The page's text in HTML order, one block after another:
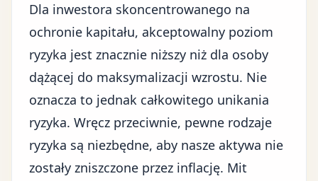
Dla inwestora skoncentrowanego na
ochronie kapitału, akceptowalny poziom
ryzyka jest znacznie niższy niż dla osoby
dążącej do maksymalizacji wzrostu. Nie
oznacza to jednak całkowitego unikania
ryzyka. Wręcz przeciwnie, pewne rodzaje
ryzyka są niezbędne, aby nasze aktywa nie
zostały zniszczone przez inflację. Mit